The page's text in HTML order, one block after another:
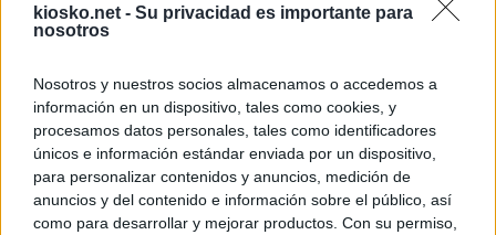
kiosko.net - Su privacidad es importante para
nosotros
Nosotros y nuestros socios almacenamos o accedemos a
información en un dispositivo, tales como cookies, y
procesamos datos personales, tales como identificadores
únicos e información estándar enviada por un dispositivo,
para personalizar contenidos y anuncios, medición de
anuncios y del contenido e información sobre el público, así
como para desarrollar y mejorar productos. Con su permiso,